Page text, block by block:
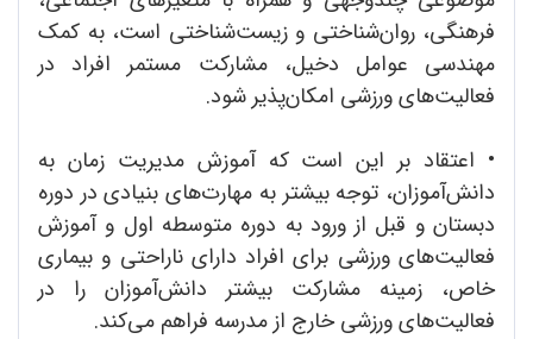
فرهنگی، روان‌شناختی و زیست‌شناختی است، به کمک
مهندسی عوامل دخیل، مشارکت مستمر افراد در
فعالیت‌های ورزشی امکان‌پذیر شود.
• اعتقاد بر این است که آموزش مدیریت زمان به
دانش‌آموزان، توجه بیشتر به مهارت‌های بنیادی در دوره
دبستان و قبل از ورود به دوره متوسطه اول و آموزش
فعالیت‌های ورزشی برای افراد دارای ناراحتی و بیماری
خاص، زمینه مشارکت بیشتر دانش‌آموزان را در
فعالیت‌های ورزشی خارج از مدرسه فراهم می‌کند.